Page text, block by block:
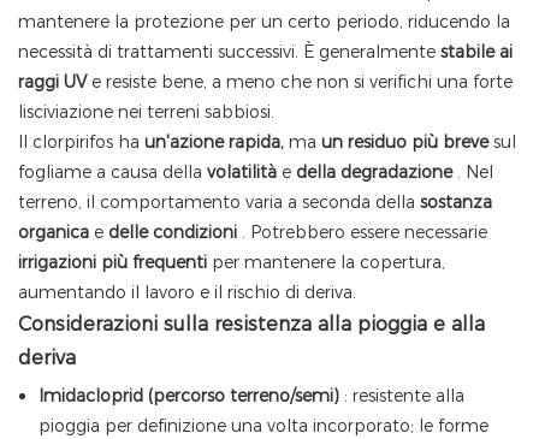
mantenere la protezione per un certo periodo, riducendo la
necessità di trattamenti successivi. È generalmente stabile ai
raggi UVe resiste bene, a meno che non si verifichi una forte
lisciviazione nei terreni sabbiosi.
Il clorpirifos ha un'azione rapida, ma un residuo più brevesul
fogliame a causa della volatilità e della degradazione. Nel
terreno, il comportamento varia a seconda della sostanza
organica e delle condizioni . Potrebbero essere necessarie
irrigazioni più frequenti per mantenere la copertura,
aumentando il lavoro e il rischio di deriva.
Considerazioni sulla resistenza alla pioggia e alla
deriva
Imidacloprid (percorso terreno/semi): resistente alla
pioggia per definizione una volta incorporato; le forme